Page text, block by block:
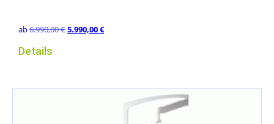
ab6.990,00€Ursprünglicher
5.990,00€Aktueller
Details